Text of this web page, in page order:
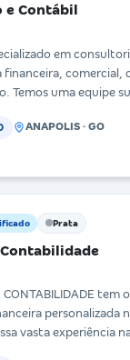
e Contábil
em
comercial,
Temos uma equipe
ANAPOLIS · GO
Prata
CONTABILIDADE tem
personalizada
vasta experiência